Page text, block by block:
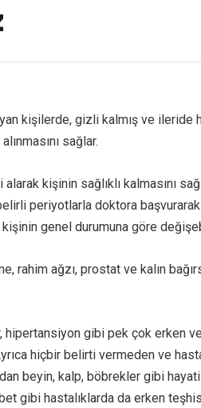
kişilerde, gizli kalmış ve ileride
sağlar.
kişinin sağlıklı kalmasını
periyotlarla doktora
genel durumuna göre
rahim ağzı, prostat ve kalın
hipertansiyon gibi pek çok erken
hiçbir belirti vermeden ve
beyin, kalp, böbrekler gibi
gibi hastalıklarda da erken